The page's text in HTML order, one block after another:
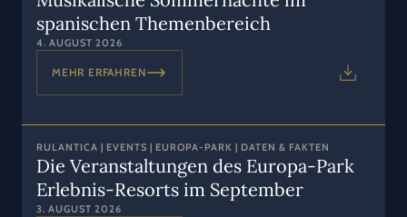
spanischen Themenbereich
4. AUGUST 2026
MEHR ERFAHREN
RULANTICA | EVENTS | EUROPA-PARK | DATEN & FAKTEN
Die Veranstaltungen des Europa-Park
Erlebnis-Resorts im September
3. AUGUST 2026